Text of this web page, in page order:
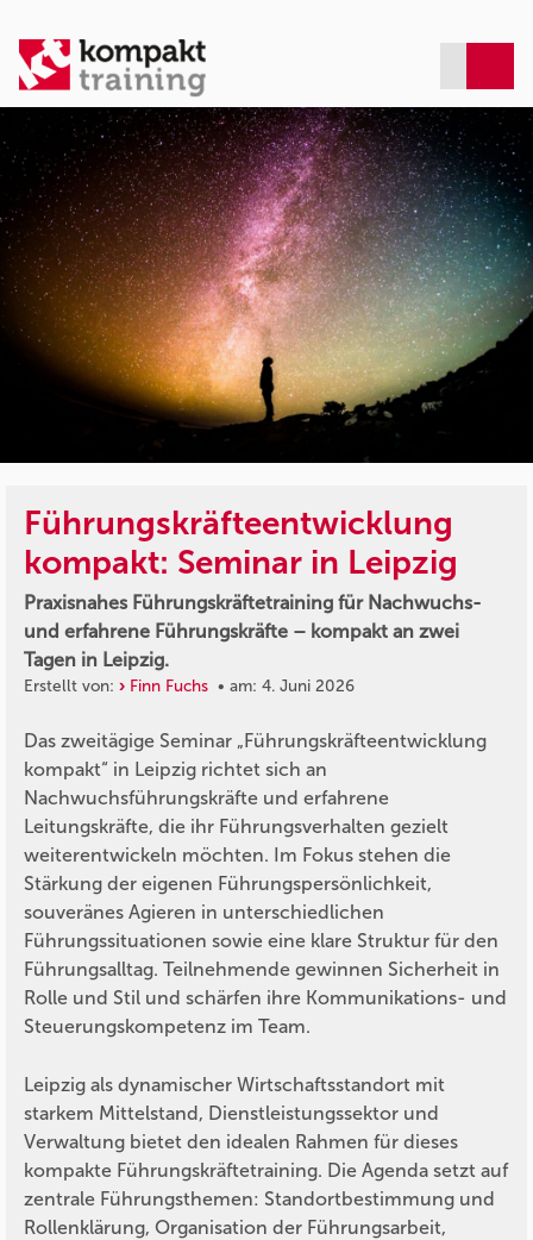
Führungskräfteentwicklung
kompakt: Seminar in Leipzig
Praxisnahes Führungskräftetraining für Nachwuchs-
und erfahrene Führungskräfte – kompakt an zwei
Tagen in Leipzig.
Erstellt von: Finn Fuchs • am: 4. Juni 2026
Das zweitägige Seminar „Führungskräfteentwicklung
kompakt“ in Leipzig richtet sich an
Nachwuchsführungskräfte und erfahrene
Leitungskräfte, die ihr Führungsverhalten gezielt
weiterentwickeln möchten. Im Fokus stehen die
Stärkung der eigenen Führungspersönlichkeit,
souveränes Agieren in unterschiedlichen
Führungssituationen sowie eine klare Struktur für den
Führungsalltag. Teilnehmende gewinnen Sicherheit in
Rolle und Stil und schärfen ihre Kommunikations- und
Steuerungskompetenz im Team.
Leipzig als dynamischer Wirtschaftsstandort mit
starkem Mittelstand, Dienstleistungssektor und
Verwaltung bietet den idealen Rahmen für dieses
kompakte Führungskräftetraining. Die Agenda setzt auf
zentrale Führungsthemen: Standortbestimmung und
Rollenklärung, Organisation der Führungsarbeit,